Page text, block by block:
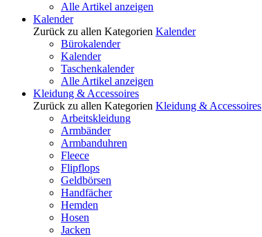
Alle Artikel anzeigen
Kalender
Zurück zu allen Kategorien Kalender
Bürokalender
Kalender
Taschenkalender
Alle Artikel anzeigen
Kleidung & Accessoires
Zurück zu allen Kategorien Kleidung & Accessoires
Arbeitskleidung
Armbänder
Armbanduhren
Fleece
Flipflops
Geldbörsen
Handfächer
Hemden
Hosen
Jacken